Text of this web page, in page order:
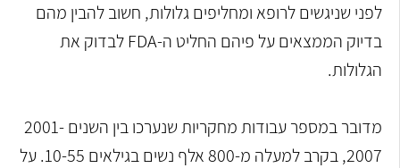
לפני שניגשים לרופא ומחליפים גלולות, חשוב להבין מהם
בדיוק הממצאים על פיהם החליט ה-FDA לבדוק את
הגלולות.
מדובר במספר עבודות מחקריות שנערכו בין השנים 2001-
2007, בקרב למעלה מ-800 אלף נשים בגילאים 10-55. על